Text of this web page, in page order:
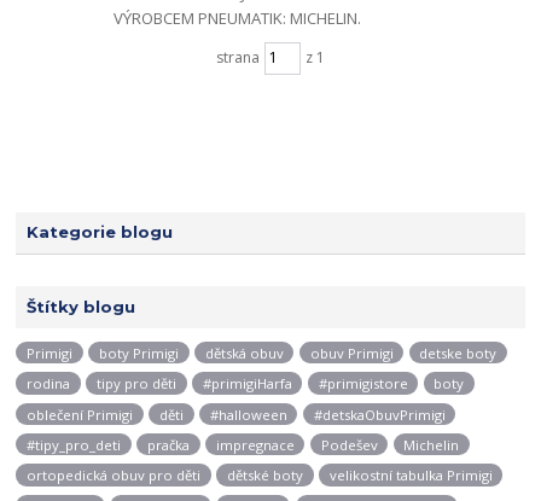
Kategorie blogu
Štítky blogu
Primigi boty Primigi dětská obuv obuv Primigi
detske boty
rodina
tipy pro děti #primigiHarfa #primigistore
boty
oblečení Primigi
děti #halloween
#detskaObuvPrimigi
#tipy_pro_deti
pračka impregnace Podešev
Michelin
ortopedická obuv pro děti
dětské boty
velikostní tabulka Primigi
VÝROBCEM PNEUMATIK: MICHELIN.
strana z 1